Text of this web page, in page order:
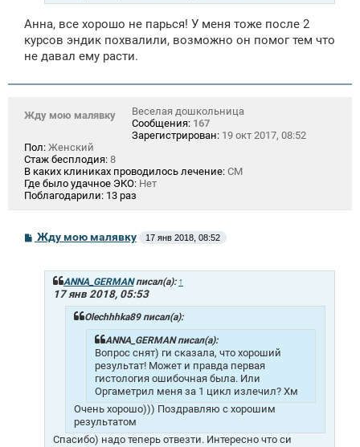
Анна, все хорошо не парься! У меня тоже после 2
курсов эндик похвалили, возможно он помог тем что
не давал ему расти.
Жду мою малявку
Веселая дошкольница
Сообщения: 167
Зарегистрирован: 19 окт 2017, 08:52
Пол: Женский
Стаж бесплодия: 8
В каких клиниках проводилось лечение: СМ
Где было удачное ЭКО: Нет
Поблагодарили: 13 раз
СЖду мою малявку 17 янв 2018, 08:52
ANNA_GERMANписал(а): ↑
17 янв 2018, 05:53
Olechhhka89 писал(а):
ANNA_GERMAN писал(а):
Вопрос снят) ги сказала, что хороший
результат! Может и правда первая
гистология ошибочная была. Или
Оргаметрил меня за 1 цикл излечил? Хм
Очень хорошо))) Поздравляю с хорошим
результатом
Спасибо) надо теперь отвезти. Интересно что си